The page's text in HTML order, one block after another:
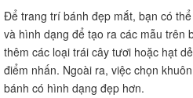
Để trang trí bánh đẹp mắt, bạn có
và hình dạng để tạo ra các mẫu trên
thêm các loại trái cây tươi hoặc hạt
điểm nhấn. Ngoài ra, việc chọn
bánh có hình dạng đẹp hơn.